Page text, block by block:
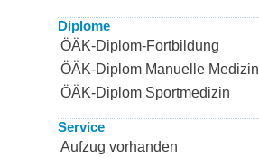
Diplome
ÖÄK-Diplom-Fortbildung
ÖÄK-Diplom Manuelle Medizin
ÖÄK-Diplom Sportmedizin
Service
Aufzug vorhanden